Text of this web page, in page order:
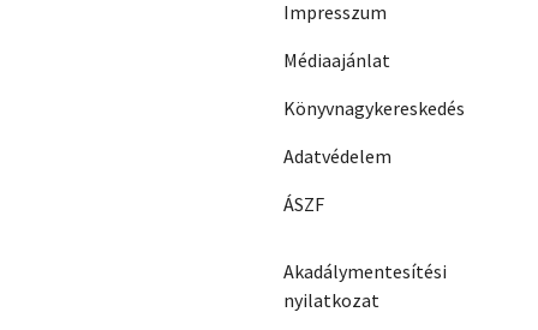
Impresszum
Médiaajánlat
Könyvnagykereskedés
Adatvédelem
ÁSZF
Akadálymentesítési
nyilatkozat